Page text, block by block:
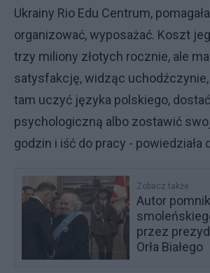
Ukrainy Rio Edu Centrum,
organizować, wyposażać. Koszt
trzy miliony złotych rocznie, ale
satysfakcję, widząc
tam uczyć języka polskiego,
psychologiczną albo zostawić
godzin i iść do pracy - powiedziała
Zobacz także
Autor
przez
Orła Białego